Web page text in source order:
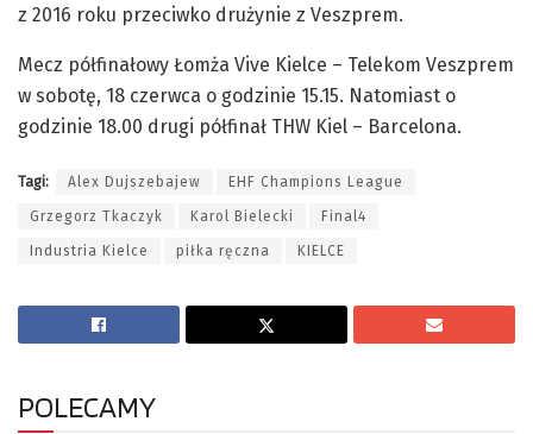
z 2016 roku przeciwko drużynie z Veszprem.
Mecz półfinałowy Łomża Vive Kielce – Telekom Veszprem
w sobotę, 18 czerwca o godzinie 15.15. Natomiast o
godzinie 18.00 drugi półfinał THW Kiel – Barcelona.
Tagi: Alex Dujszebajew EHF Champions League
Grzegorz Tkaczyk Karol Bielecki Final4
Industria Kielce piłka ręczna KIELCE
POLECAMY